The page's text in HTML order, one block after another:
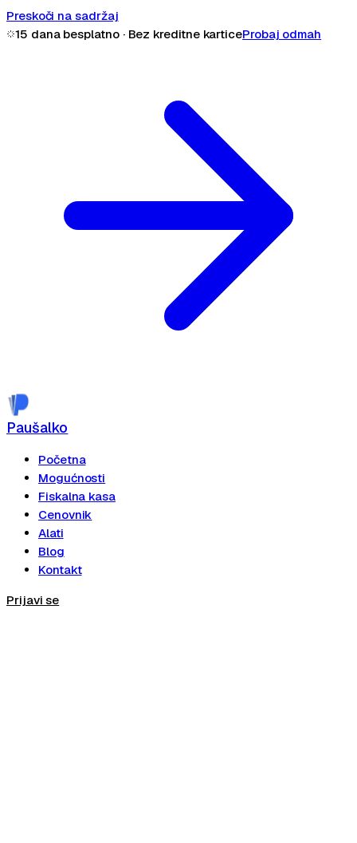
Preskoči na sadržaj
15 dana besplatno · Bez kreditne karticeProbaj odmah
Paušalko
Početna
Mogućnosti
Fiskalna kasa
Cenovnik
Alati
Blog
Kontakt
Prijavi se